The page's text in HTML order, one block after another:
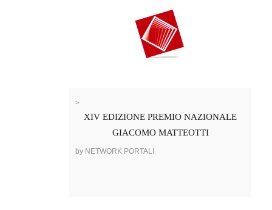
>
XIV EDIZIONE PREMIO NAZIONALE
GIACOMO MATTEOTTI
by NETWORK PORTALI